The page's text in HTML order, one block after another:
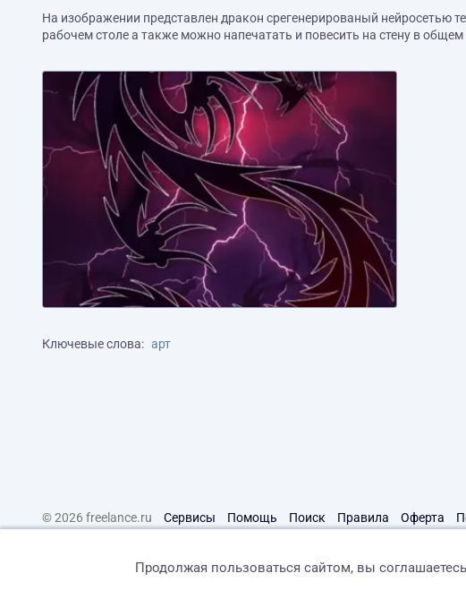
На изображении представлен дракон срегенерированый нейросетью
рабочем столе а также можно напечатать и повесить на стену в общем
Ключевые слова: арт
© 2026 freelance.ru Сервисы Помощь Поиск Правила Оферта
Продолжая пользоваться сайтом, вы